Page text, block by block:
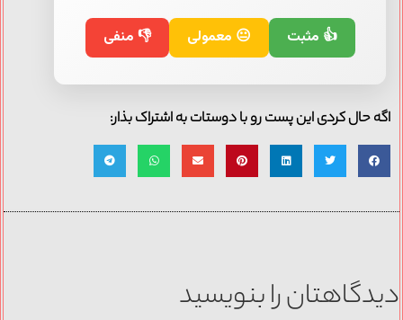
👍 مثبت 😐 معمولی 👎 منفی
اگه حال کردی این پست رو با دوستات به اشتراک بذار:
دیدگاهتان را بنویسید